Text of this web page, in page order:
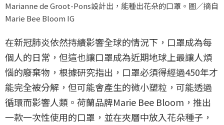
Marianne de Groot-Pons設計出，能種出花朵的口罩。圖／摘自
Marie Bee Bloom IG
在新冠肺炎依然持續影響全球的情況下，口罩成為每
個人的日常，但這也讓口罩成為近期地球上最讓人煩
惱的廢棄物，根據研究指出，口罩必須得經過450年才
能完全被分解，但可能會產生的微小塑粒，可能透過
循環而影響人類。荷蘭品牌Marie Bee Bloom，推出
一款一次性使用的口罩，並在夾層中放入花朵種子，